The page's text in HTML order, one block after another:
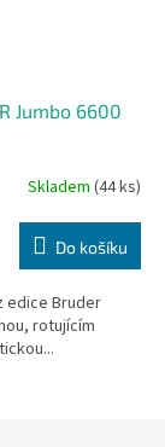
Jumbo 6600
Skladem (44 ks)
Do košíku
edice Bruder
rotujícím